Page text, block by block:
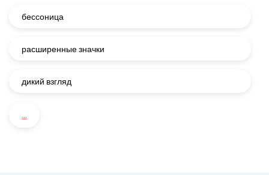
бессоница
расширенные значки
дикий взгляд
...